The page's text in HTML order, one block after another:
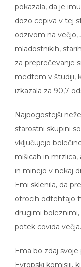
dozo cepiva v tej
odzivom na
mladostnikih,
medtem v študiji,
izkazala za 90,7-
starostni skupini
vključujejo
mišicah in
in minejo v nekaj
Emi sklenila, da
otrocih odtehtajo
drugimi
potek covida večja.
Evropski komisiji,